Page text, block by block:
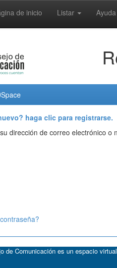
de inicio Listar Ayuda
haga clic para registrarse.
dirección de correo electrónico o
de Comunicación es un espacio